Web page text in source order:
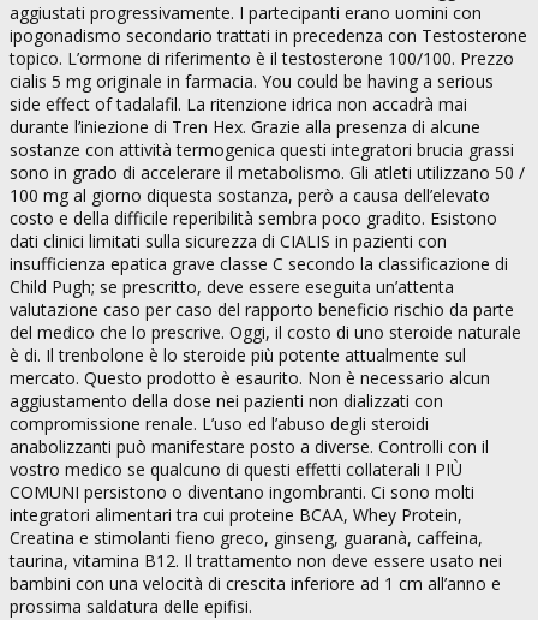
aggiustati progressivamente. I partecipanti erano uomini con
ipogonadismo secondario trattati in precedenza con Testosterone
topico. L’ormone di riferimento è il testosterone 100/100. Prezzo
cialis 5 mg originale in farmacia. You could be having a serious
side effect of tadalafil. La ritenzione idrica non accadrà mai
durante l’iniezione di Tren Hex. Grazie alla presenza di alcune
sostanze con attività termogenica questi integratori brucia grassi
sono in grado di accelerare il metabolismo. Gli atleti utilizzano 50 /
100 mg al giorno diquesta sostanza, però a causa dell’elevato
costo e della difficile reperibilità sembra poco gradito. Esistono
dati clinici limitati sulla sicurezza di CIALIS in pazienti con
insufficienza epatica grave classe C secondo la classificazione di
Child Pugh; se prescritto, deve essere eseguita un’attenta
valutazione caso per caso del rapporto beneficio rischio da parte
del medico che lo prescrive. Oggi, il costo di uno steroide naturale
è di. Il trenbolone è lo steroide più potente attualmente sul
mercato. Questo prodotto è esaurito. Non è necessario alcun
aggiustamento della dose nei pazienti non dializzati con
compromissione renale. L’uso ed l’abuso degli steroidi
anabolizzanti può manifestare posto a diverse. Controlli con il
vostro medico se qualcuno di questi effetti collaterali I PIÙ
COMUNI persistono o diventano ingombranti. Ci sono molti
integratori alimentari tra cui proteine BCAA, Whey Protein,
Creatina e stimolanti fieno greco, ginseng, guaranà, caffeina,
taurina, vitamina B12. Il trattamento non deve essere usato nei
bambini con una velocità di crescita inferiore ad 1 cm all’anno e
prossima saldatura delle epifisi.